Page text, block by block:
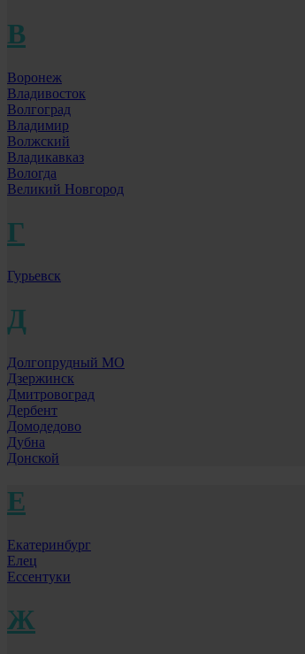
В
Воронеж
Владивосток
Волгоград
Владимир
Волжский
Владикавказ
Вологда
Великий Новгород
Г
Гурьевск
Д
Долгопрудный МО
Дзержинск
Дмитровоград
Дербент
Домодедово
Дубна
Донской
Е
Екатеринбург
Елец
Ессентуки
Ж